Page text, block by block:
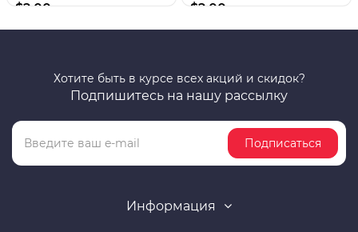
$2.00 $2.00
Хотите быть в курсе всех акций и скидок?
Подпишитесь на нашу рассылку
Подписаться
Информация